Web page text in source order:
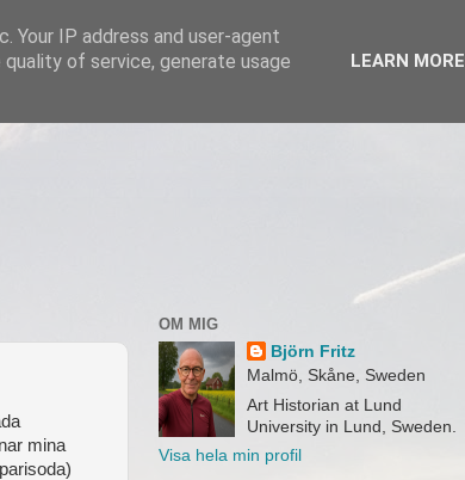
mina
OM MIG
Björn Fritz
Malmö, Skåne, Sweden
Art Historian at Lund
University in Lund, Sweden.
Visa hela min profil
Your IP address and user-agent
of service, generate usage
LEARN MORE